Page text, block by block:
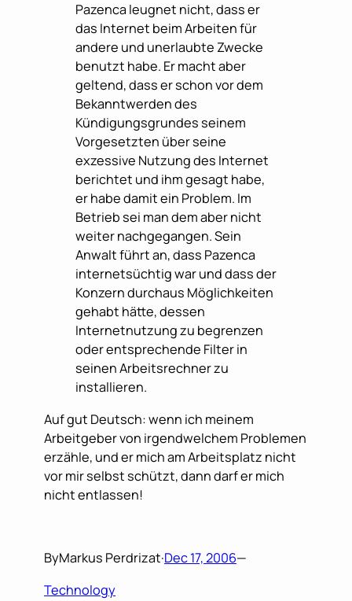
Pazenca leugnet nicht, dass er
das Internet beim Arbeiten für
andere und unerlaubte Zwecke
benutzt habe. Er macht aber
geltend, dass er schon vor dem
Bekanntwerden des
Kündigungsgrundes seinem
Vorgesetzten über seine
exzessive Nutzung des Internet
berichtet und ihm gesagt habe,
er habe damit ein Problem. Im
Betrieb sei man dem aber nicht
weiter nachgegangen. Sein
Anwalt führt an, dass Pazenca
internetsüchtig war und dass der
Konzern durchaus Möglichkeiten
gehabt hätte, dessen
Internetnutzung zu begrenzen
oder entsprechende Filter in
seinen Arbeitsrechner zu
installieren.
Auf gut Deutsch: wenn ich meinem
Arbeitgeber von irgendwelchem Problemen
erzähle, und er mich am Arbeitsplatz nicht
vor mir selbst schützt, dann darf er mich
nicht entlassen!
ByMarkus Perdrizat·Dec 17, 2006—
Technology